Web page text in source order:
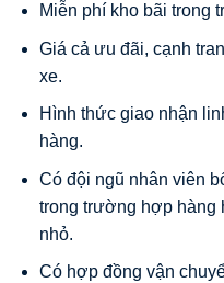
Miễn phí kho bãi trong
Giá cả ưu đãi, cạnh
xe.
Hình thức giao nhận
hàng.
Có đội ngũ nhân viên
trong trường hợp hàng
nhỏ.
Có hợp đồng vận